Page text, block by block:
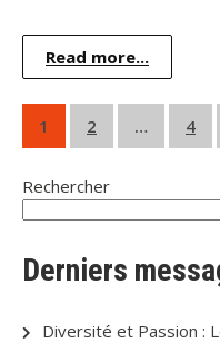
Read more...
Pagination
des
publications
1 2 … 4
Rechercher
Derniers
Diversité et Passion :